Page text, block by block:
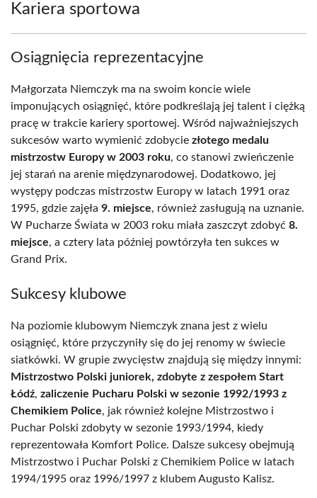
Kariera sportowa
Osiągnięcia reprezentacyjne
Małgorzata Niemczyk ma na swoim koncie wiele
imponujących osiągnięć, które podkreślają jej talent i ciężką
pracę w trakcie kariery sportowej. Wśród najważniejszych
sukcesów warto wymienić zdobycie złotego medalu
mistrzostw Europy w 2003 roku, co stanowi zwieńczenie
jej starań na arenie międzynarodowej. Dodatkowo, jej
występy podczas mistrzostw Europy w latach 1991 oraz
1995, gdzie zajęła 9. miejsce, również zasługują na uznanie.
W Pucharze Świata w 2003 roku miała zaszczyt zdobyć 8.
miejsce, a cztery lata później powtórzyła ten sukces w
Grand Prix.
Sukcesy klubowe
Na poziomie klubowym Niemczyk znana jest z wielu
osiągnięć, które przyczyniły się do jej renomy w świecie
siatkówki. W grupie zwycięstw znajdują się między innymi:
Mistrzostwo Polski juniorek, zdobyte z zespołem Start
Łódź, zaliczenie Pucharu Polski w sezonie 1992/1993 z
Chemikiem Police, jak również kolejne Mistrzostwo i
Puchar Polski zdobyty w sezonie 1993/1994, kiedy
reprezentowała Komfort Police. Dalsze sukcesy obejmują
Mistrzostwo i Puchar Polski z Chemikiem Police w latach
1994/1995 oraz 1996/1997 z klubem Augusto Kalisz.